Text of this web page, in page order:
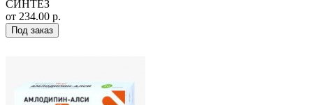
СИНТЕЗ
от 234.00 р.
Под заказ